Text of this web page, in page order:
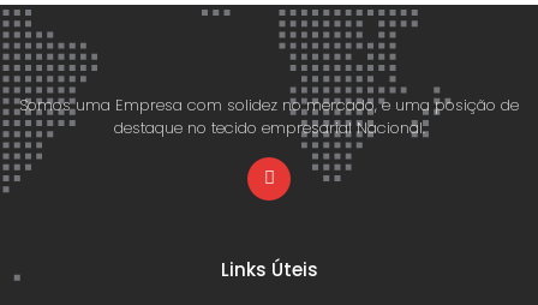
Somos uma Empresa com solidez no mercado, e uma posição de
destaque no tecido empresarial Nacional.
Links Úteis